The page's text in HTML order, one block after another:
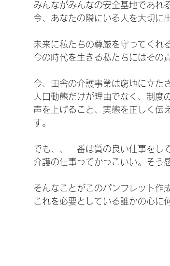
みんながみんなの安全基地であれ
今、あなたの隣にいる人を大切に
未来に私たちの尊厳を守ってくれ
今の時代を生きる私たちにはその
今、田舎の介護事業は窮地に立た
人口動態だけが理由でなく、制度
声を上げること、実態を正しく伝
す。
でも、、一番は質の良い仕事をし
介護の仕事ってかっこいい。そう
そんなことがこのパンフレット作
これを必要としている誰かの心に